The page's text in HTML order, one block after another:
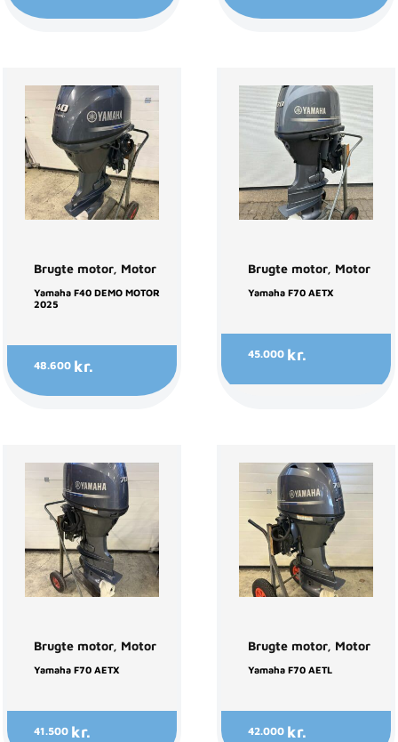
Brugte motor, Motor
Yamaha F40 DEMO MOTOR
2025
48.600 kr.
Brugte motor, Motor
Yamaha F70 AETX
45.000 kr.
Brugte motor, Motor
Yamaha F70 AETX
41.500 kr.
Brugte motor, Motor
Yamaha F70 AETL
42.000 kr.